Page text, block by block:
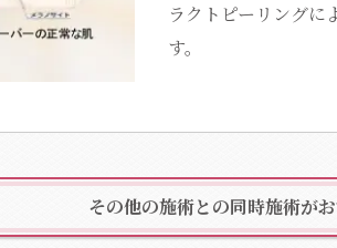
ラクトピーリングに
す。
その他の施術との同時施術がお